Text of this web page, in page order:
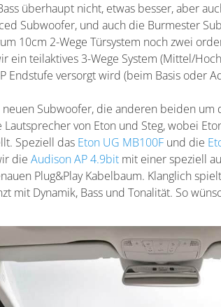
überhaupt nicht, etwas besser, aber
Subwoofer, und auch die Burmester
10cm 2-Wege Türsystem noch zwei
ein teilaktives 3-Wege System (Mittel/
Endstufe versorgt wird (beim Basis oder
Subwoofer, die anderen beiden um
von Eton und Steg, wobei
Speziell das Eton UG MB100Fund die
die Audison AP 4.9bitmit einer speziell
Plug&Play Kabelbaum. Klanglich
mit Dynamik, Bass und Tonalität. So